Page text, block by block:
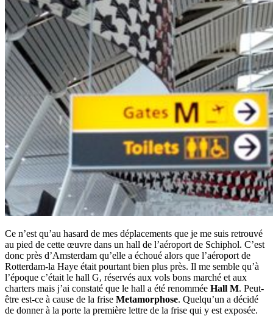
Ce n’est qu’au hasard de mes déplacements que je me suis retrouvé
au pied de cette œuvre dans un hall de l’aéroport de Schiphol. C’est
donc près d’Amsterdam qu’elle a échoué alors que l’aéroport de
Rotterdam-la Haye était pourtant bien plus près. Il me semble qu’à
l’époque c’était le hall G, réservés aux vols bons marché et aux
charters mais j’ai constaté que le hall a été renommée Hall M. Peut-
être est-ce à cause de la frise Metamorphose. Quelqu’un a décidé
de donner à la porte la première lettre de la frise qui y est exposée.